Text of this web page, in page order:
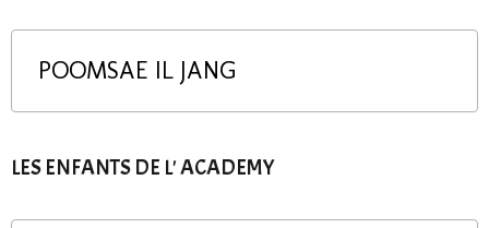
POOMSAE IL JANG
LES ENFANTS DE L' ACADEMY